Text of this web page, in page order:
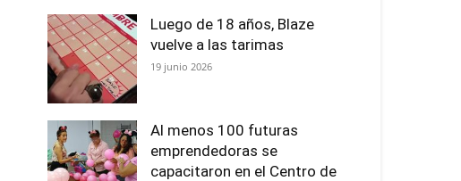
Luego de 18 años, Blaze
vuelve a las tarimas
19 junio 2026
Al menos 100 futuras
emprendedoras se
capacitaron en el Centro de